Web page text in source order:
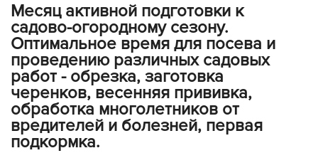
Месяц активной подготовки к
садово-огородному сезону.
Оптимальное время для посева и
проведению различных садовых
работ - обрезка, заготовка
черенков, весенняя прививка,
обработка многолетников от
вредителей и болезней, первая
подкормка.